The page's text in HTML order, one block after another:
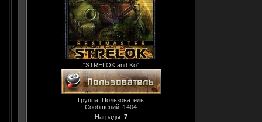
"STRELOK and Ko"
Группа: Пользователь
Сообщений: 1404
Награды: 7